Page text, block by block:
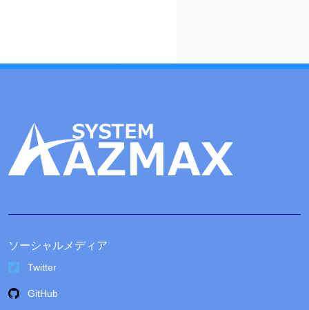
ソーシャルメディア
Twitter
GitHub